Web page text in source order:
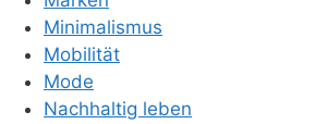
Minimalismus
Mobilität
Mode
Nachhaltig leben